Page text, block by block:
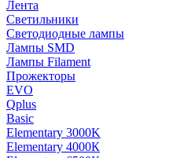
Лента
Светильники
Светодиодные лампы
Лампы SMD
Лампы Filament
Прожекторы
EVO
Qplus
Basic
Elementary 3000K
Elementary 4000К